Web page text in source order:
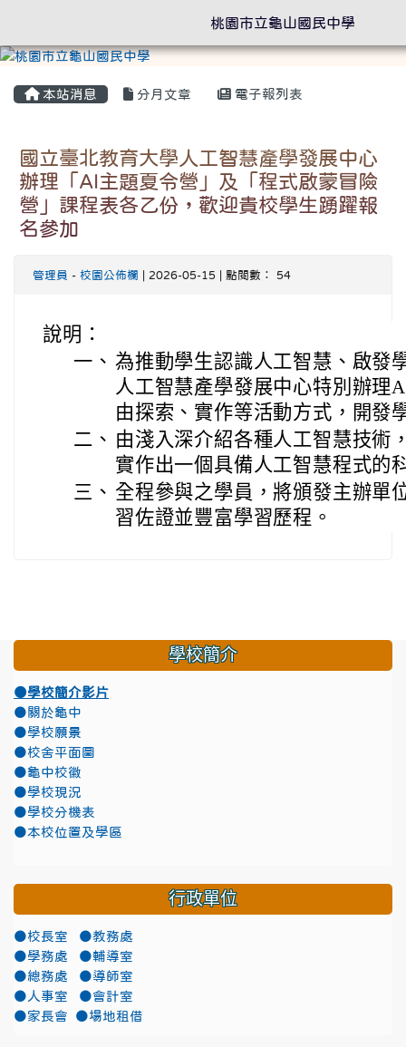
本站消息 分月文章 電子報列表
國立臺北教育大學人工智慧產學發展中心
辦理「AI主題夏令營」及「程式啟蒙冒險
營」課程表各乙份，歡迎貴校學生踴躍報
名參加
管理員 - 校園公佈欄 | 2026-05-15 | 點閱數： 54
說明：
一、 為推動學生認識人工智慧、啟發
人工智慧產學發展中心特別辦理
由探索、實作等活動方式，開發
二、 由淺入深介紹各種人工智慧技術
實作出一個具備人工智慧程式的
三、 全程參與之學員，將頒發主辦單
習佐證並豐富學習歷程。
學校簡介
●學校簡介影片
●關於龜中
●學校願景
●校舍平面圖
●龜中校徽
●學校現況
●學校分機表
●本校位置及學區
行政單位
●校長室
●教務處
●學務處
●輔導室
●總務處
●導師室
●人事室
●會計室
●家長會
●場地租借
桃園市立龜山國民中學